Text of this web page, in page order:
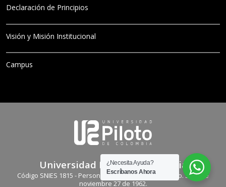
¿Necesita Ayuda?
Escríbanos Ahora
Declaración de Principios
Visión y Misión Institucional
Campus
Universidad Piloto de Colombia
Código SNIES 1815 - Personería Jurídica: Resolución No. 3681 de
noviembre 27 de 1962.